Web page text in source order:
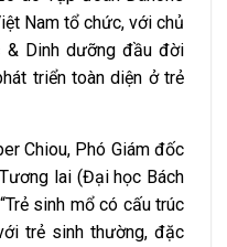
Nam tổ chức, với chủ
& Dinh dưỡng đầu đời
triển toàn diện ở trẻ
Chiou, Phó Giám đốc
lai (Đại học Bách
sinh mổ có cấu trúc
trẻ sinh thường, đặc